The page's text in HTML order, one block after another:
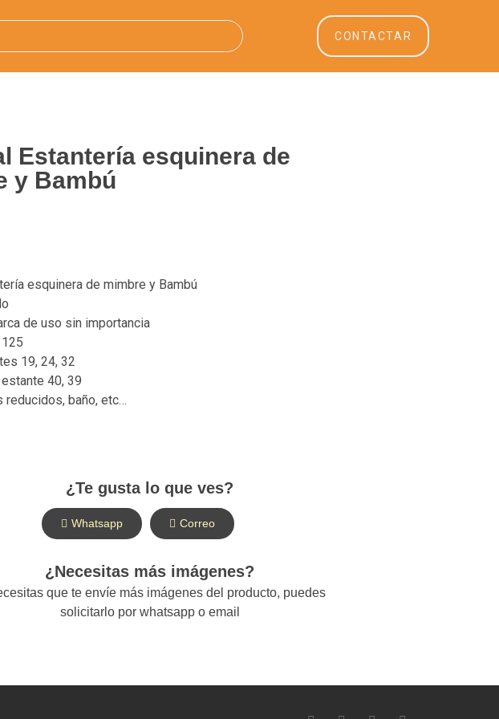
CONTACTAR
Estantería esquinera de
y Bambú
esquinera de mimbre y Bambú
de uso sin importancia
19, 24, 32
40, 39
reducidos, baño, etc…
¿Te gusta lo que ves?
Whatsapp Correo
¿Necesitas más imágenes?
que te envíe más imágenes del producto, puedes
solicitarlo por whatsapp o email